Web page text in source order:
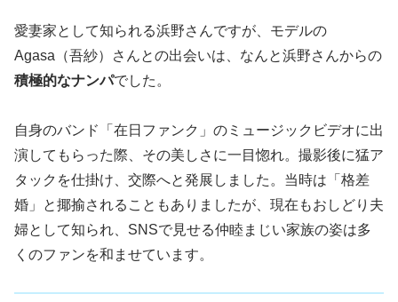
愛妻家として知られる浜野さんですが、モデルの
Agasa（吾紗）さんとの出会いは、なんと浜野さんからの
積極的なナンパでした。
自身のバンド「在日ファンク」のミュージックビデオに出
演してもらった際、その美しさに一目惚れ。撮影後に猛ア
タックを仕掛け、交際へと発展しました。当時は「格差
婚」と揶揄されることもありましたが、現在もおしどり夫
婦として知られ、SNSで見せる仲睦まじい家族の姿は多
くのファンを和ませています。